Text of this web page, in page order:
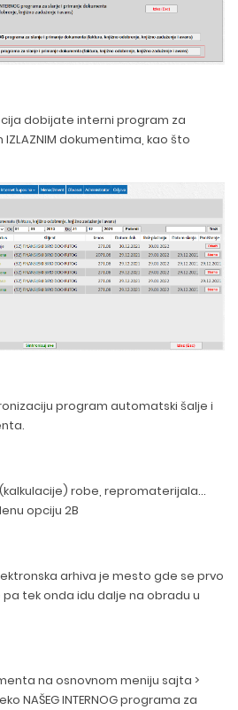
dobijate interni program za
dokumentima, kao što
program automatski šalje i
robe, repromaterijala...
opciju 2B
arhiva je mesto gde se prvo
tek onda idu dalje na obradu u
na osnovnom meniju sajta >
NAŠEG INTERNOG programa za